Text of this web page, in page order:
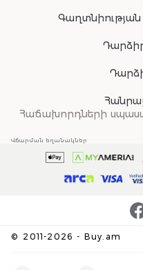
Հաճախորդների
© 2011-2026 - Buy.am
Վճարման եղանակներ